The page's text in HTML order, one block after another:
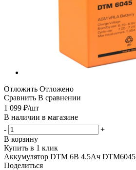
Отложить Отложено
Сравнить В сравнении
1 099 ₽/шт
В наличии в магазине
-
+
В корзину
Купить в 1 клик
Аккумулятор DTM 6В 4.5Ач DTM6045
Поделиться